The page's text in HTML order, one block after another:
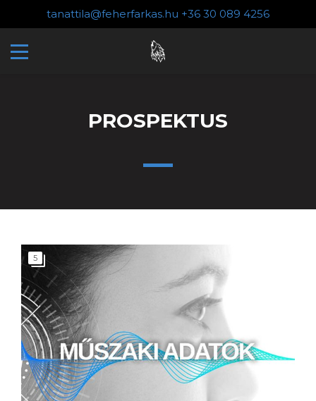
tanattila@feherfarkas.hu +36 30 089 4256
PROSPEKTUS
5